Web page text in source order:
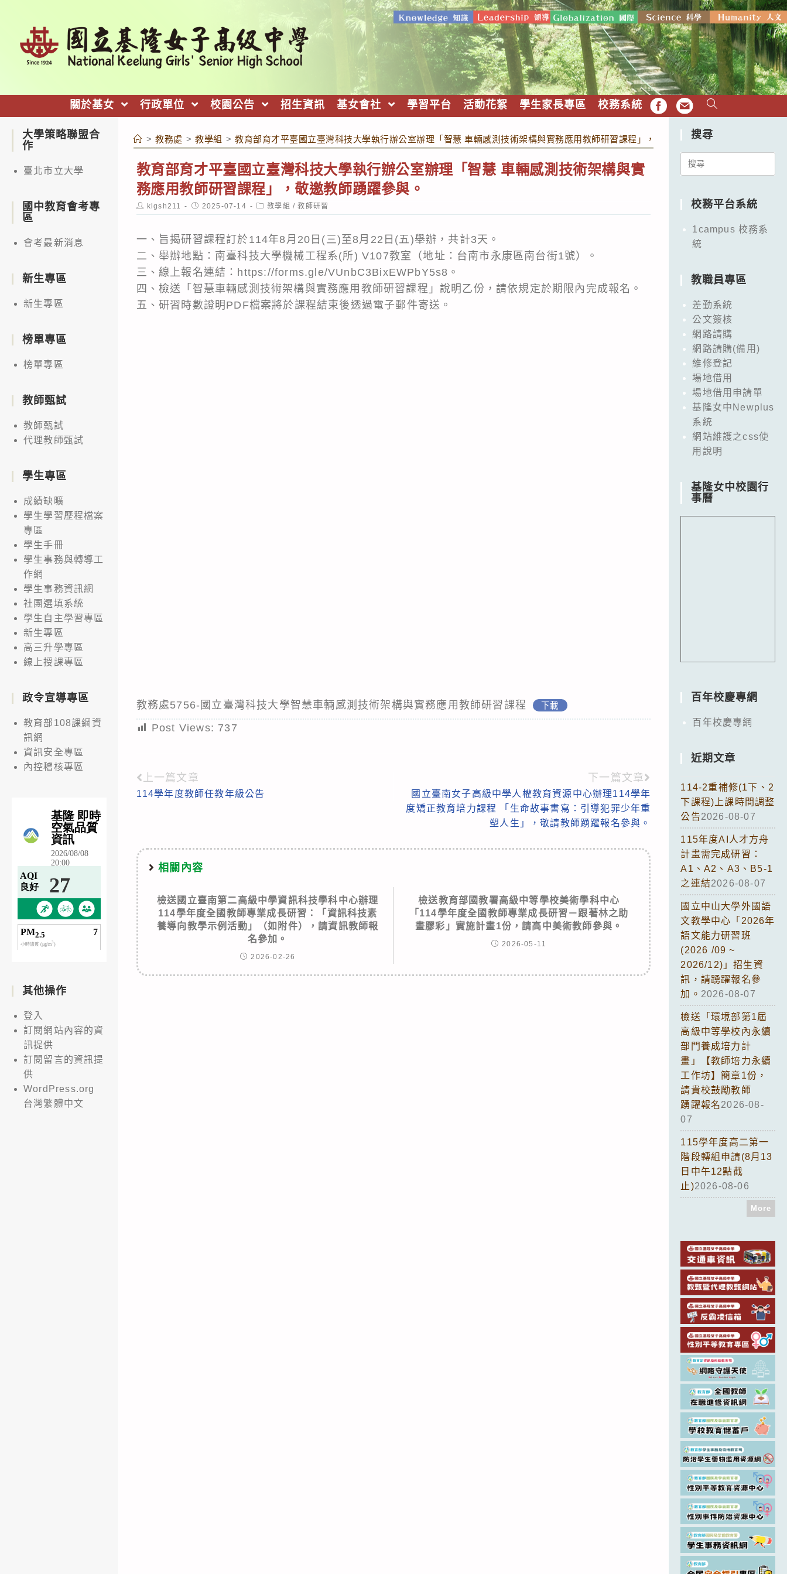
關於基女 行政單位 校園公告 招生資訊 基女會社 學習平台 活動花絮 學生家長專區 校務系統 FB EMAIL
> 教務處 > 教學組 > 教育部育才平臺國立臺灣科技大學執行辦公室辦理「智慧 車輛感測技術架構與實務應用教師研習課程」，敬邀教師踴躍參與。
教育部育才平臺國立臺灣科技大學執行辦公室辦理「智慧 車輛感測技術架構與實
務應用教師研習課程」，敬邀教師踴躍參與。
Post
author:
klgsh211
Post
published:
2025-07-14
Post
category:
教學組 / 教師研習
一、旨揭研習課程訂於114年8月20日(三)至8月22日(五)舉辦，共計3天。
二、舉辦地點：南臺科技大學機械工程系(所) V107教室（地址：台南市永康區南台街1號）。
三、線上報名連結：https://forms.gle/VUnbC3BixEWPbY5s8。
四、檢送「智慧車輛感測技術架構與實務應用教師研習課程」說明乙份，請依規定於期限內完成報名。
五、研習時數證明PDF檔案將於課程結束後透過電子郵件寄送。
教務處5756-國立臺灣科技大學智慧車輛感測技術架構與實務應用教師研習課程 下載
Post Views: 737
Read
more
上一篇文章
114學年度教師任教年級公告
下一篇文章
國立臺南女子高級中學人權教育資源中心辦理114學年
度矯正教育培力課程 「生命故事書寫：引導犯罪少年重
塑人生」，敬請教師踴躍報名參與。
相關內容
檢送國立臺南第二高級中學資訊科技學科中心辦理
114學年度全國教師專業成長研習：「資訊科技素
養導向教學示例活動」（如附件），請資訊教師報
名參加。
2026-02-26
檢送教育部國教署高級中等學校美術學科中心
「114學年度全國教師專業成長研習－跟著林之助
畫膠彩」實施計畫1份，請高中美術教師參與。
2026-05-11
大學策略聯盟合
作
臺北市立大學
國中教育會考專
區
會考最新消息
新生專區
新生專區
榜單專區
榜單專區
教師甄試
教師甄試
代理教師甄試
學生專區
成績缺曠
學生學習歷程檔案
專區
學生手冊
學生事務與轉導工
作網
學生事務資訊網
社團選填系統
學生自主學習專區
新生專區
高三升學專區
線上授課專區
政令宣導專區
教育部108課綱資
訊網
資訊安全專區
內控稽核專區
其他操作
登入
訂閱網站內容的資
訊提供
訂閱留言的資訊提
供
WordPress.org
台灣繁體中文
搜尋
Search
校務平台系統
1campus 校務系
統
教職員專區
差勤系統
公文簽核
網路請購
網路請購(備用)
維修登記
場地借用
場地借用申請單
基隆女中Newplus
系統
網站維護之css使
用說明
基隆女中校園行
事曆
百年校慶專網
百年校慶專網
近期文章
114-2重補修(1下、2
下課程)上課時間調整
公告2026-08-07
115年度AI人才方舟
計畫需完成研習：
A1、A2、A3、B5-1
之連結2026-08-07
國立中山大學外國語
文教學中心「2026年
語文能力研習班
(2026 /09 ~
2026/12)」招生資
訊，請踴躍報名參
加。 2026-08-07
檢送「環境部第1屆
高級中等學校內永續
部門養成培力計
畫」【教師培力永續
工作坊】簡章1份，
請貴校鼓勵教師
踴躍報名2026-08-
07
115學年度高二第一
階段轉組申請(8月13
日中午12點截
止)2026-08-06
More